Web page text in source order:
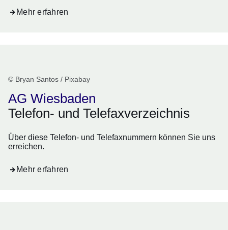
Mehr erfahren
© Bryan Santos / Pixabay
AG Wiesbaden
Telefon- und Telefaxverzeichnis
Über diese Telefon- und Telefaxnummern können Sie uns
erreichen.
Mehr erfahren